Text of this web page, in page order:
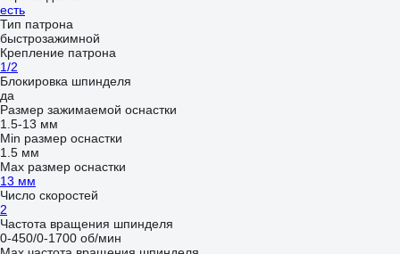
есть
Тип патрона
быстрозажимной
Крепление патрона
1/2
Блокировка шпинделя
да
Размер зажимаемой оснастки
1.5-13 мм
Min размер оснастки
1.5 мм
Мах размер оснастки
13 мм
Число скоростей
2
Частота вращения шпинделя
0-450/0-1700 об/мин